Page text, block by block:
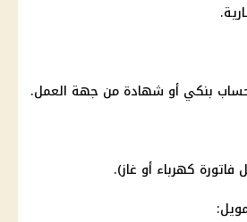
بنكي أو شهادة من جهة العمل.
فاتورة كهرباء أو غاز).